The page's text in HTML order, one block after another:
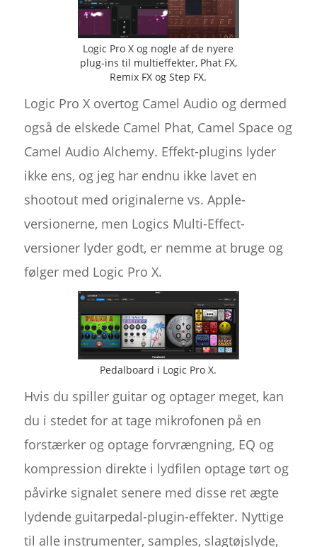
Logic Pro X og nogle af de nyere
plug-ins til multieffekter, Phat FX,
Remix FX og Step FX.
Logic Pro X overtog Camel Audio og dermed
også de elskede Camel Phat, Camel Space og
Camel Audio Alchemy. Effekt-plugins lyder
ikke ens, og jeg har endnu ikke lavet en
shootout med originalerne vs. Apple-
versionerne, men Logics Multi-Effect-
versioner lyder godt, er nemme at bruge og
følger med Logic Pro X.
Pedalboard i Logic Pro X.
Hvis du spiller guitar og optager meget, kan
du i stedet for at tage mikrofonen på en
forstærker og optage forvrængning, EQ og
kompression direkte i lydfilen optage tørt og
påvirke signalet senere med disse ret ægte
lydende guitarpedal-plugin-effekter. Nyttige
til alle instrumenter, samples, slagtøjslyde,